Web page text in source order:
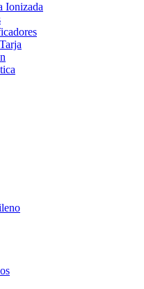
Ionizada